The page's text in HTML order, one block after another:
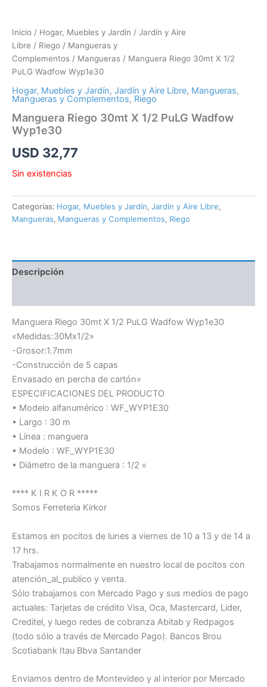
Inicio / Hogar, Muebles y Jardín / Jardín y Aire
Libre / Riego / Mangueras y
Complementos / Mangueras / Manguera Riego 30mt X 1/2
PuLG Wadfow Wyp1e30
Hogar, Muebles y Jardín, Jardín y Aire Libre, Mangueras,
Mangueras y Complementos, Riego
Manguera Riego 30mt X 1/2 PuLG Wadfow
Wyp1e30
USD 32,77
Sin existencias
Categorías: Hogar, Muebles y Jardín, Jardín y Aire Libre,
Mangueras, Mangueras y Complementos, Riego
Descripción
Manguera Riego 30mt X 1/2 PuLG Wadfow Wyp1e30
«Medidas:30Mx1/2»
-Grosor:1.7mm
-Construcción de 5 capas
Envasado en percha de cartón»
ESPECIFICACIONES DEL PRODUCTO
• Modelo alfanumérico : WF_WYP1E30
• Largo : 30 m
• Línea : manguera
• Modelo : WF_WYP1E30
• Diámetro de la manguera : 1/2 «
**** K I R K O R *****
Somos Ferreteria Kirkor
Estamos en pocitos de lunes a viernes de 10 a 13 y de 14 a
17 hrs.
Trabajamos normalmente en nuestro local de pocitos con
atención_al_publico y venta.
Sólo trabajamos con Mercado Pago y sus medios de pago
actuales: Tarjetas de crédito Visa, Oca, Mastercard, Lider,
Creditel, y luego redes de cobranza Abitab y Redpagos
(todo sólo a través de Mercado Pago). Bancos Brou
Scotiabank Itau Bbva Santander
Enviamos dentro de Montevideo y al interior por Mercado